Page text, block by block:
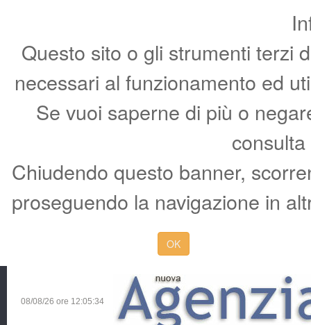
Questo sito o gli strumenti terzi
necessari al funzionamento ed
Se vuoi saperne di più o
Chiudendo questo banner,
proseguendo la navigazione in
OK
08/08/26 ore 12:05:35